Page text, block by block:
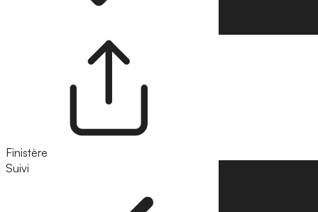
Finistère
Suivi